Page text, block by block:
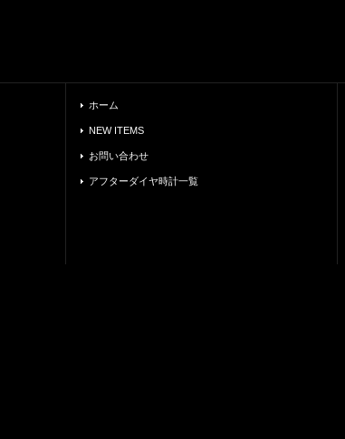
ホーム
NEW ITEMS
お問い合わせ
アフターダイヤ時計一覧